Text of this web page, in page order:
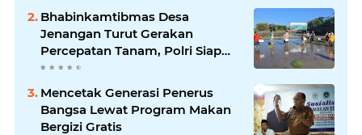
Bhabinkamtibmas Desa
Jenangan Turut Gerakan
Percepatan Tanam, Polri Siap
Kawal Swasembada Pangan
Kabupaten Ponorogo
Mencetak Generasi Penerus
Bangsa Lewat Program Makan
Bergizi Gratis